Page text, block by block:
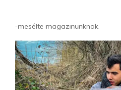
-mesélte magazinunknak.